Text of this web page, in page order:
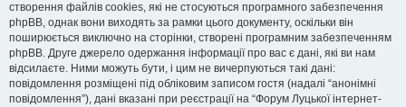
створення файлів cookies, які не стосуються програмного забезпечення
phpBB, однак вони виходять за рамки цього документу, оскільки він
поширюється виключно на сторінки, створені програмним забезпеченням
phpBB. Друге джерело одержання інформації про вас є дані, які ви нам
відсилаєте. Ними можуть бути, і цим не вичерпуються такі дані:
повідомлення розміщені під обліковим записом гостя (надалі “анонімні
повідомлення”), дані вказані при реєстрації на “Форум Луцької інтернет-